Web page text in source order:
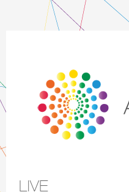
LIVE